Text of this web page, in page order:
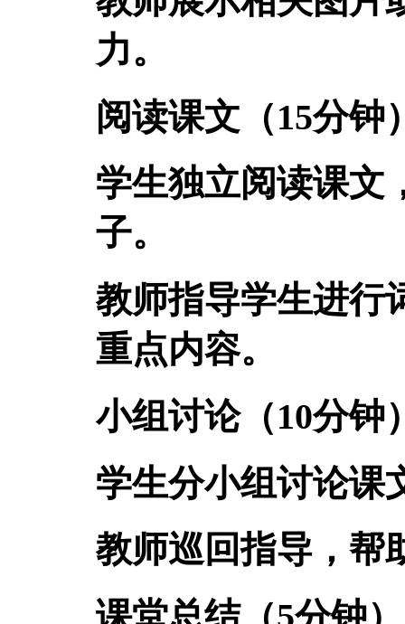
力。
阅读课文（15分钟
学生独立阅读课文
子。
教师指导学生进行
重点内容。
小组讨论（10分钟
学生分小组讨论课
教师巡回指导，帮